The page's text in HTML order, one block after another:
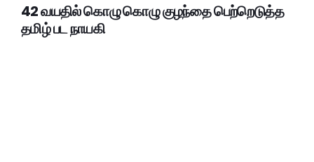
42 வயதில் கொழு கொழு குழந்தை பெற்றெடுத்த
தமிழ் பட நாயகி